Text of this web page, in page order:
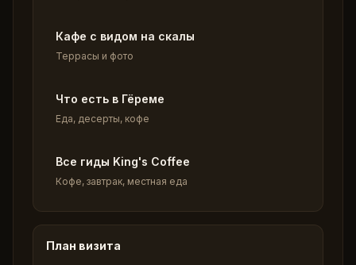
Кафе с видом на скалы
Террасы и фото
Что есть в Гёреме
Еда, десерты, кофе
Все гиды King's Coffee
Кофе, завтрак, местная еда
План визита